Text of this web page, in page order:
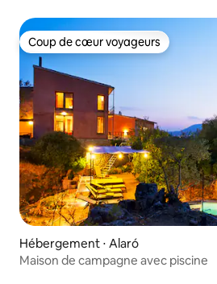
Coup de cœur voyageurs
Coup de cœur voyageurs
Hébergement ⋅ Alaró
Maison de campagne avec piscine